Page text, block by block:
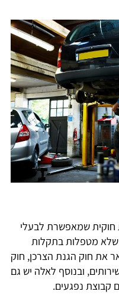
חוקית שמאפשרת לבעלי
שלא מטפלות בתקלות
את חוק הגנת הצרכן, חוק
ובנוסף לאלה יש גם
קבוצת נפגעים.